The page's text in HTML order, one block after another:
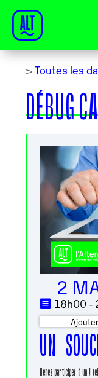
> Toutes les
DÉBUG
2
18h00 -
UN
Venez participer à un